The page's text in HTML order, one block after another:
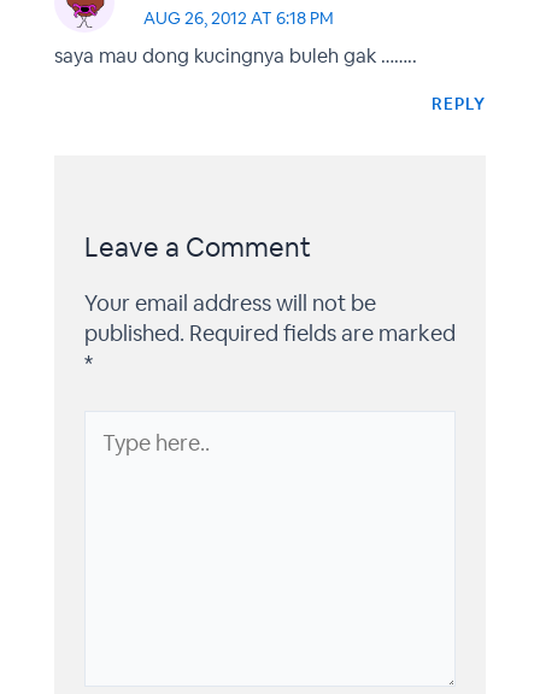
AUG 26, 2012 AT 6:18 PM
saya mau dong kucingnya buleh gak ……..
REPLY
Leave a Comment
Your email address will not be
published. Required fields are marked
*
here..